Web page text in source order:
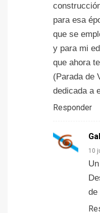
para esa
que se
y para mi
que ahora
(Parada de
dedicada a
Responder
10
de